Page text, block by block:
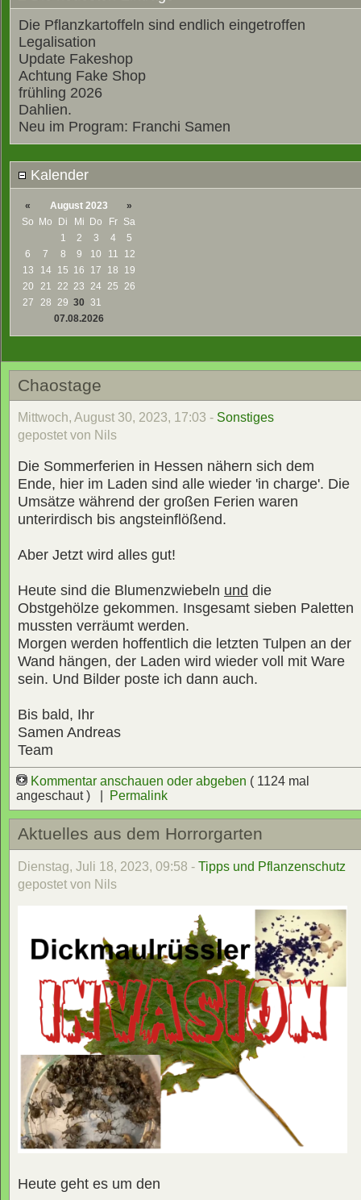
Die Pflanzkartoffeln sind endlich eingetroffen
Legalisation
Update Fakeshop
Achtung Fake Shop
frühling 2026
Dahlien.
Neu im Program: Franchi Samen
Kalender
« August 2023
»
So Mo Di Mi Do Fr
Sa
1
2 3 4
5
6
7 8 9 10 11
12
13
14 15 16 17 18
19
20
21 22 23 24 25 26
27
28 29 30 31
07.08.2026
Chaostage
Mittwoch, August 30, 2023, 17:03 - Sonstiges
gepostet von Nils
Die Sommerferien in Hessen nähern sich dem
Ende, hier im Laden sind alle wieder 'in charge'. Die
Umsätze während der großen Ferien waren
unterirdisch bis angsteinflößend.
Aber Jetzt wird alles gut!
Heute sind die Blumenzwiebeln und die
Obstgehölze gekommen. Insgesamt sieben Paletten
mussten verräumt werden.
Morgen werden hoffentlich die letzten Tulpen an der
Wand hängen, der Laden wird wieder voll mit Ware
sein. Und Bilder poste ich dann auch.
Bis bald, Ihr
Samen Andreas
Team
Kommentar anschauen oder abgeben ( 1124 mal
angeschaut ) |
Permalink
Aktuelles aus dem Horrorgarten
Dienstag, Juli 18, 2023, 09:58 - Tipps und Pflanzenschutz
gepostet von Nils
Heute geht es um den